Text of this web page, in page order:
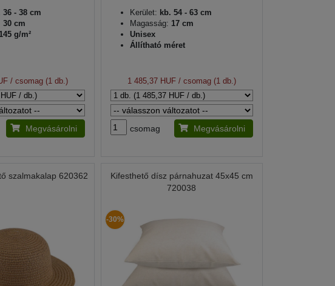
36 - 38 cm
30 cm
145 g/m²
/ csomag (1 db.)
Megvásárolni
Kerület: kb. 54 - 63 cm
Magasság: 17 cm
Unisex
Állítható méret
1 485,37 HUF/ csomag (1 db.)
csomag Megvásárolni
szalmakalap 620362
Kifesthető dísz párnahuzat 45x45 cm
720038
-30%